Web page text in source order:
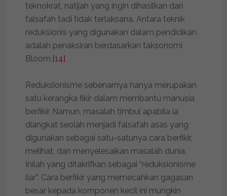
teknokrat, natijah yang ingin dihasilkan dari
falsafah tadi tidak terlaksana. Antara teknik
reduksionis yang digunakan dalam pendidikan
adalah penaksiran berdasarkan taksonomi
Bloom.[14]
Reduksionisme sebenarnya hanya merupakan
satu kerangka fikir dalam membantu manusia
berfikir. Namun, masalah timbul apabila ia
diangkat seolah menjadi falsafah asas yang
digunakan sebagai satu-satunya cara berfikir,
melihat, dan menyelesaikan masalah dunia.
Inilah yang ditakrifkan sebagai “reduksionisme
liar”. Cara berfikir yang memecahkan gagasan
besar kepada komponen kecil ini mungkin